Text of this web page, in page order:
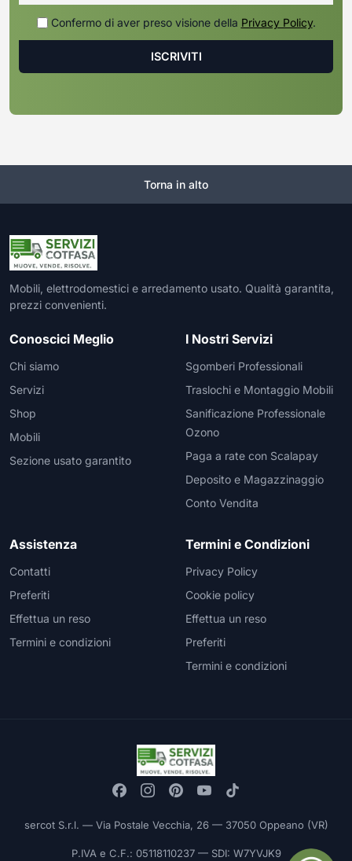
Confermo di aver preso visione della Privacy Policy.
Torna in alto
Mobili, elettrodomestici e arredamento usato. Qualità garantita,
prezzi convenienti.
Conoscici Meglio
Chi siamo
Servizi
Shop
Mobili
Sezione usato garantito
I Nostri Servizi
Sgomberi Professionali
Traslochi e Montaggio Mobili
Sanificazione Professionale
Ozono
Paga a rate con Scalapay
Deposito e Magazzinaggio
Conto Vendita
Assistenza
Contatti
Preferiti
Effettua un reso
Termini e condizioni
Termini e Condizioni
Privacy Policy
Cookie policy
Effettua un reso
Preferiti
Termini e condizioni
sercot S.r.l. — Via Postale Vecchia, 26 — 37050 Oppeano (VR)
P.IVA e C.F.: 05118110237 — SDI: W7YVJK9